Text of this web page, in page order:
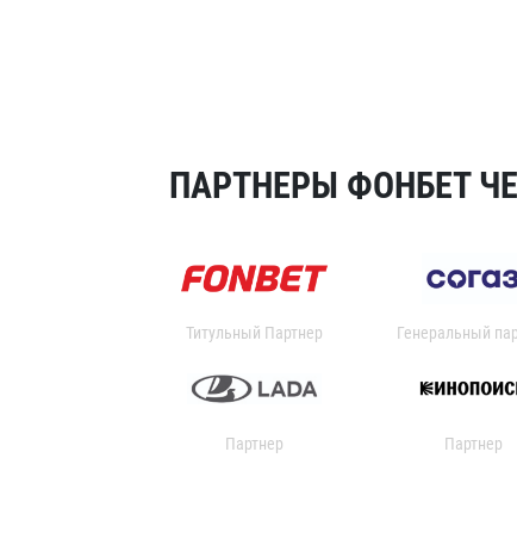
ПАРТНЕРЫ ФОНБЕТ
Титульный Партнер Генеральный
Партнер Партнер